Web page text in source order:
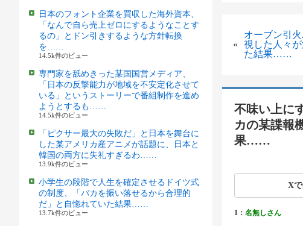
日本のフォント企業を買収した海外資本、
「なんで自ら売上ゼロにするようなことす
るの」とドン引きするような方針転換
を……
14.5k件のビュー
専門家を舐めきった某国国営メディア、
「日本の反撃能力が地域を不安定化させて
いる」というストーリーで番組制作を進め
ようとするも……
14.5k件のビュー
「ピクサー最大の失敗だ」と日本を舞台に
した某アメリカ産アニメが話題に、日本と
韓国の両方に失礼すぎるわ……
13.9k件のビュー
小学生の段階で人生を確定させるドイツ式
の制度、「バカを振い落せるから合理的
だ」と自惚れていた結果……
13.7k件のビュー
«
オーブン引
視した人々
た結果……
不味い上に
カの某諜報
果……
X
1： 名無しさん